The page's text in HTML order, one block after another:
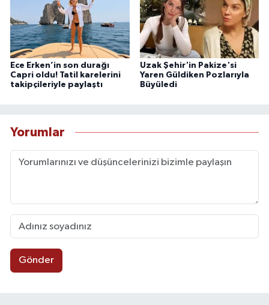
Ece Erken’in son durağı
Capri oldu! Tatil karelerini
takipçileriyle paylaştı
Uzak Şehir'in Pakize'si
Yaren Güldiken Pozlarıyla
Büyüledi
Yorumlar
Gönder